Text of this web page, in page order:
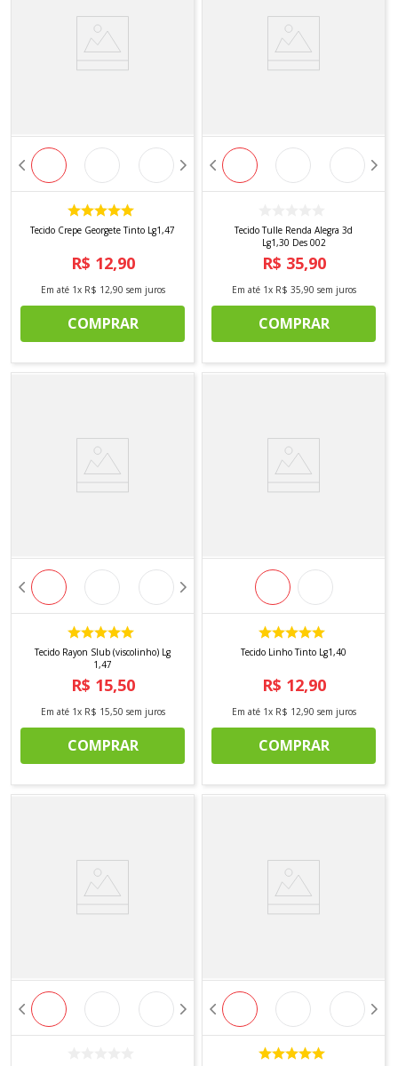
Tecido Crepe Georgete Tinto Lg1,47
R$ 12,90
Em até 1x R$ 12,90 sem juros
COMPRAR
Tecido Tulle Renda Alegra 3d
Lg1,30 Des 002
R$ 35,90
Em até 1x R$ 35,90 sem juros
COMPRAR
Tecido Rayon Slub (viscolinho) Lg
1,47
R$ 15,50
Em até 1x R$ 15,50 sem juros
COMPRAR
Tecido Linho Tinto Lg1,40
R$ 12,90
Em até 1x R$ 12,90 sem juros
COMPRAR